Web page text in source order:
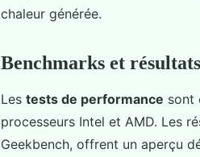
chaleur générée.
Benchmarks et
Les tests de performance sont
processeurs Intel et AMD. Les
Geekbench, offrent un aperçu